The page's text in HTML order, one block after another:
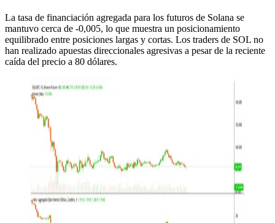
La tasa de financiación agregada para los futuros de Solana se
mantuvo cerca de -0,005, lo que muestra un posicionamiento
equilibrado entre posiciones largas y cortas. Los traders de SOL no
han realizado apuestas direccionales agresivas a pesar de la reciente
caída del precio a 80 dólares.